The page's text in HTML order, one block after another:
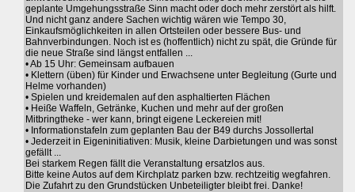
geplante Umgehungsstraße Sinn macht oder doch mehr zerstört als hilft.
Und nicht ganz andere Sachen wichtig wären wie Tempo 30,
Einkaufsmöglichkeiten in allen Ortsteilen oder bessere Bus- und
Bahnverbindungen. Noch ist es (hoffentlich) nicht zu spät, die Gründe für
die neue Straße sind längst entfallen ...
• Ab 15 Uhr: Gemeinsam aufbauen
• Klettern (üben) für Kinder und Erwachsene unter Begleitung (Gurte und
Helme vorhanden)
• Spielen und kreidemalen auf den asphaltierten Flächen
• Heiße Waffeln, Getränke, Kuchen und mehr auf der großen
Mitbringtheke - wer kann, bringt eigene Leckereien mit!
• Informationstafeln zum geplanten Bau der B49 durchs Jossollertal
• Jederzeit in Eigeninitiativen: Musik, kleine Darbietungen und was sonst
gefällt ...
Bei starkem Regen fällt die Veranstaltung ersatzlos aus.
Bitte keine Autos auf dem Kirchplatz parken bzw. rechtzeitig wegfahren.
Die Zufahrt zu den Grundstücken Unbeteiligter bleibt frei. Danke!